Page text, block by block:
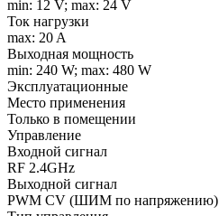
min: 12 V; max: 24 V
Ток нагрузки
max: 20 A
Выходная мощность
min: 240 W; max: 480 W
Эксплуатационные
Место применения
Только в помещении
Управление
Входной сигнал
RF 2.4GHz
Выходной сигнал
PWM СV (ШИМ по напряжению)